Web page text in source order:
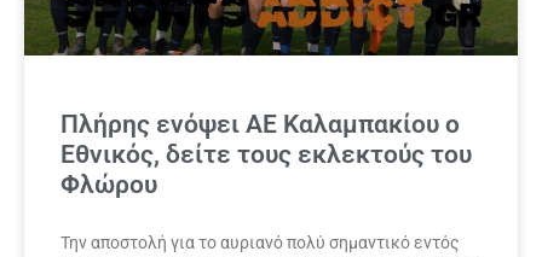
Πλήρης ενόψει ΑΕ Καλαμπακίου ο
Εθνικός, δείτε τους εκλεκτούς του
Φλώρου
Την αποστολή για το αυριανό πολύ σημαντικό εντός